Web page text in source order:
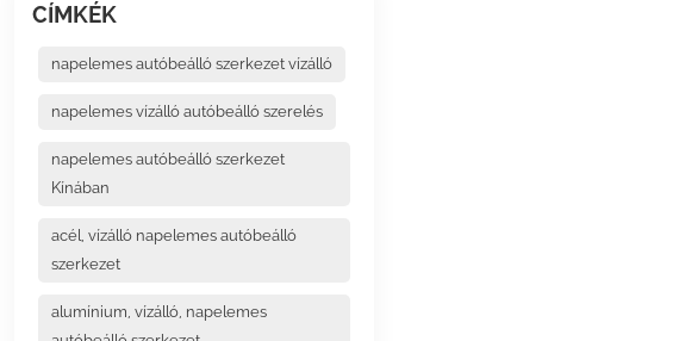
CÍMKÉK
napelemes autóbeálló szerkezet vízálló
napelemes vízálló autóbeálló szerelés
napelemes autóbeálló szerkezet
Kínában
acél, vízálló napelemes autóbeálló
szerkezet
alumínium, vízálló, napelemes